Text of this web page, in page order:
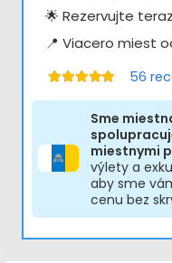
🌟 Rezervujte
📍 Viacero miest
56
Sme
miestnymi
výlety a
aby sme
cenu bez